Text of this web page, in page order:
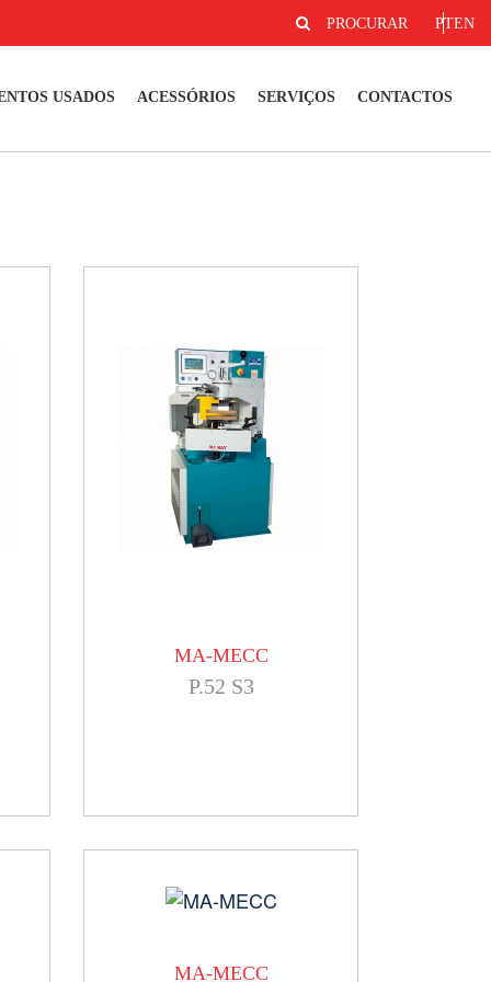
EN
PT
PROCURAR
USADOS ACESSÓRIOS SERVIÇOS CONTACTOS
MA-MECC
P.52 S3
MA-MECC